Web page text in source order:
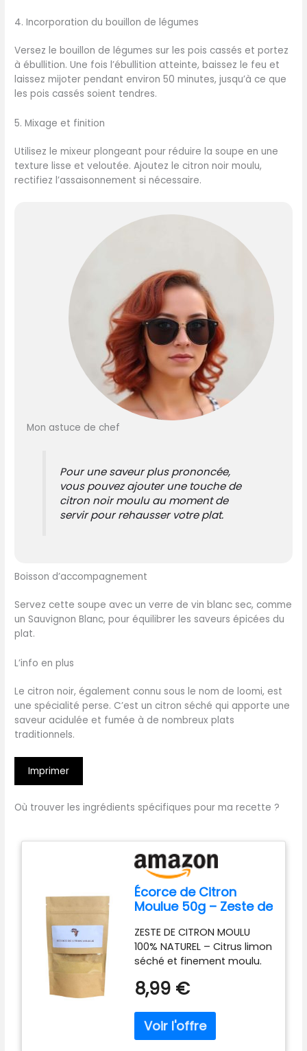
4. Incorporation du bouillon de légumes
Versez le bouillon de légumes sur les pois cassés et portez
à ébullition. Une fois l’ébullition atteinte, baissez le feu et
laissez mijoter pendant environ 50 minutes, jusqu’à ce que
les pois cassés soient tendres.
5. Mixage et finition
Utilisez le mixeur plongeant pour réduire la soupe en une
texture lisse et veloutée. Ajoutez le citron noir moulu,
rectifiez l’assaisonnement si nécessaire.
Mon astuce de chef
Pour une saveur plus prononcée,
vous pouvez ajouter une touche de
citron noir moulu au moment de
servir pour rehausser votre plat.
Boisson d’accompagnement
Servez cette soupe avec un verre de vin blanc sec, comme
un Sauvignon Blanc, pour équilibrer les saveurs épicées du
plat.
L’info en plus
Le citron noir, également connu sous le nom de loomi, est
une spécialité perse. C’est un citron séché qui apporte une
saveur acidulée et fumée à de nombreux plats
traditionnels.
Imprimer
Où trouver les ingrédients spécifiques pour ma recette ?
Écorce de Citron
Moulue 50g – Zeste de
Naturel – Citrus Limon
Séché – Saveur
Fraîche & Acidulée
pour Pâtisserie &
Cuisine – 100% Pur
ZESTE DE CITRON MOULU
100% NATUREL – Citrus limon
séché et finement moulu.
Saveur citronnée intense
PRATIQUE AU CITRON FRAIS –
Plus rapide, dosage précis,
8,99 €